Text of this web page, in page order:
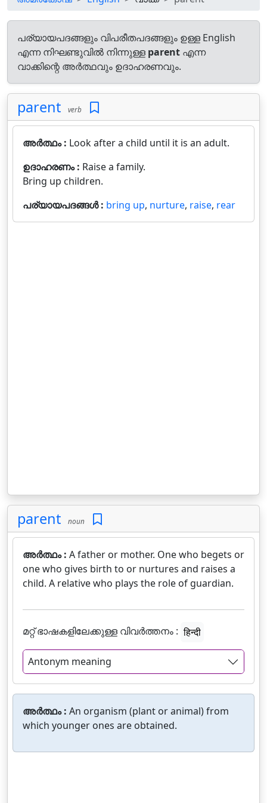
പര്യായപദങ്ങളും വിപരീതപദങ്ങളും ഉള്ള English
എന്ന നിഘണ്ടുവിൽ നിന്നുള്ള parent എന്ന
വാക്കിന്റെ അർത്ഥവും ഉദാഹരണവും.
parent verb
അർത്ഥം : Look after a child until it is an adult.
ഉദാഹരണം : Raise a family.
Bring up children.
പര്യായപദങ്ങൾ : bring up, nurture, raise, rear
parent noun
അർത്ഥം : A father or mother. One who begets or
one who gives birth to or nurtures and raises a
child. A relative who plays the role of guardian.
മറ്റ് ഭാഷകളിലേക്കുള്ള വിവർത്തനം : हिन्दी
Antonym meaning
അർത്ഥം : An organism (plant or animal) from
which younger ones are obtained.